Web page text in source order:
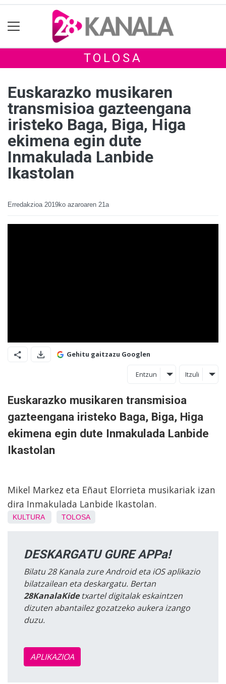
TOLOSA
Euskarazko musikaren
transmisioa gazteengana
iristeko Baga, Biga, Higa
ekimena egin dute
Inmakulada Lanbide
Ikastolan
Erredakzioa 2019ko azaroaren 21a
Gehitu gaitzazu Googlen
Entzun Itzuli
Euskarazko musikaren transmisioa
gazteengana iristeko Baga, Biga, Higa
ekimena egin dute Inmakulada Lanbide
Ikastolan
Mikel Markez eta Eñaut Elorrieta musikariak izan
dira Inmakulada Lanbide Ikastolan.
KULTURA TOLOSA
DESKARGATU GURE APPa!
Bilatu 28 Kanala zure Android eta iOS aplikazio
bilatzailean eta deskargatu. Bertan
28KanalaKidetxartel digitalak eskaintzen
dizuten abantailez gozatzeko aukera izango
duzu.
APLIKAZIOA